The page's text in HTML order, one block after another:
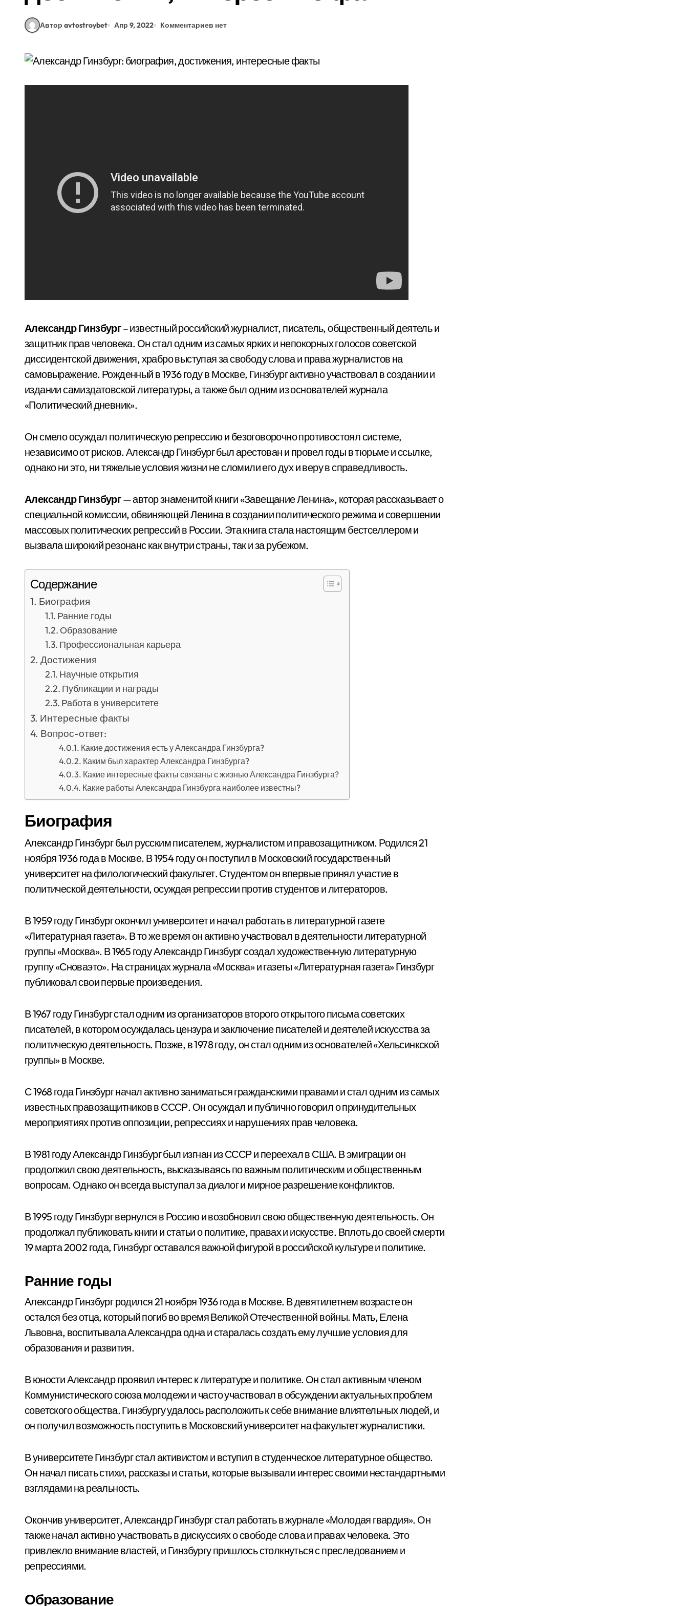
Автор avtostroybet Апр 9, 2022 Комментариев нет
Александр Гинзбург– известный российский журналист, писатель, общественный деятель и
защитник прав человека. Он стал одним из самых ярких и непокорных голосов советской
диссидентской движения, храбро выступая за свободу слова и права журналистов на
самовыражение. Рожденный в 1936 году в Москве, Гинзбург активно участвовал в создании и
издании самиздатовской литературы, а также был одним из основателей журнала
«Политический дневник».
Он смело осуждал политическую репрессию и безоговорочно противостоял системе,
независимо от рисков. Александр Гинзбург был арестован и провел годы в тюрьме и ссылке,
однако ни это, ни тяжелые условия жизни не сломили его дух и веру в справедливость.
Александр Гинзбург— автор знаменитой книги «Завещание Ленина», которая рассказывает о
специальной комиссии, обвиняющей Ленина в создании политического режима и совершении
массовых политических репрессий в России. Эта книга стала настоящим бестселлером и
вызвала широкий резонанс как внутри страны, так и за рубежом.
Содержание
Биография
Ранние годы
Образование
Профессиональная карьера
Достижения
Научные открытия
Публикации и награды
Работа в университете
Интересные факты
Вопрос-ответ:
Какие достижения есть у Александра Гинзбурга?
Каким был характер Александра Гинзбурга?
Какие интересные факты связаны с жизнью Александра Гинзбурга?
Какие работы Александра Гинзбурга наиболее известны?
Биография
Александр Гинзбург был русским писателем, журналистом и правозащитником. Родился 21
ноября 1936 года в Москве. В 1954 году он поступил в Московский государственный
университет на филологический факультет. Студентом он впервые принял участие в
политической деятельности, осуждая репрессии против студентов и литераторов.
В 1959 году Гинзбург окончил университет и начал работать в литературной газете
«Литературная газета». В то же время он активно участвовал в деятельности литературной
группы «Москва». В 1965 году Александр Гинзбург создал художественную литературную
группу «Сноваэто». На страницах журнала «Москва» и газеты «Литературная газета» Гинзбург
публиковал свои первые произведения.
В 1967 году Гинзбург стал одним из организаторов второго открытого письма советских
писателей, в котором осуждалась цензура и заключение писателей и деятелей искусства за
политическую деятельность. Позже, в 1978 году, он стал одним из основателей «Хельсинкской
группы» в Москве.
С 1968 года Гинзбург начал активно заниматься гражданскими правами и стал одним из самых
известных правозащитников в СССР. Он осуждал и публично говорил о принудительных
мероприятиях против оппозиции, репрессиях и нарушениях прав человека.
В 1981 году Александр Гинзбург был изгнан из СССР и переехал в США. В эмиграции он
продолжил свою деятельность, высказываясь по важным политическим и общественным
вопросам. Однако он всегда выступал за диалог и мирное разрешение конфликтов.
В 1995 году Гинзбург вернулся в Россию и возобновил свою общественную деятельность. Он
продолжал публиковать книги и статьи о политике, правах и искусстве. Вплоть до своей смерти
19 марта 2002 года, Гинзбург оставался важной фигурой в российской культуре и политике.
Ранние годы
Александр Гинзбург родился 21 ноября 1936 года в Москве. В девятилетнем возрасте он
остался без отца, который погиб во время Великой Отечественной войны. Мать, Елена
Львовна, воспитывала Александра одна и старалась создать ему лучшие условия для
образования и развития.
В юности Александр проявил интерес к литературе и политике. Он стал активным членом
Коммунистического союза молодежи и часто участвовал в обсуждении актуальных проблем
советского общества. Гинзбургу удалось расположить к себе внимание влиятельных людей, и
он получил возможность поступить в Московский университет на факультет журналистики.
В университете Гинзбург стал активистом и вступил в студенческое литературное общество.
Он начал писать стихи, рассказы и статьи, которые вызывали интерес своими нестандартными
взглядами на реальность.
Окончив университет, Александр Гинзбург стал работать в журнале «Молодая гвардия». Он
также начал активно участвовать в дискуссиях о свободе слова и правах человека. Это
привлекло внимание властей, и Гинзбургу пришлось столкнуться с преследованием и
репрессиями.
Образование